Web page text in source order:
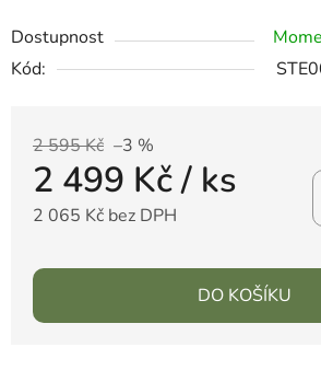
Dostupnost
Kód:
2 595 Kč –3 %
2 499 Kč/ ks
2 065 Kč bez DPH
DO KOŠÍKU